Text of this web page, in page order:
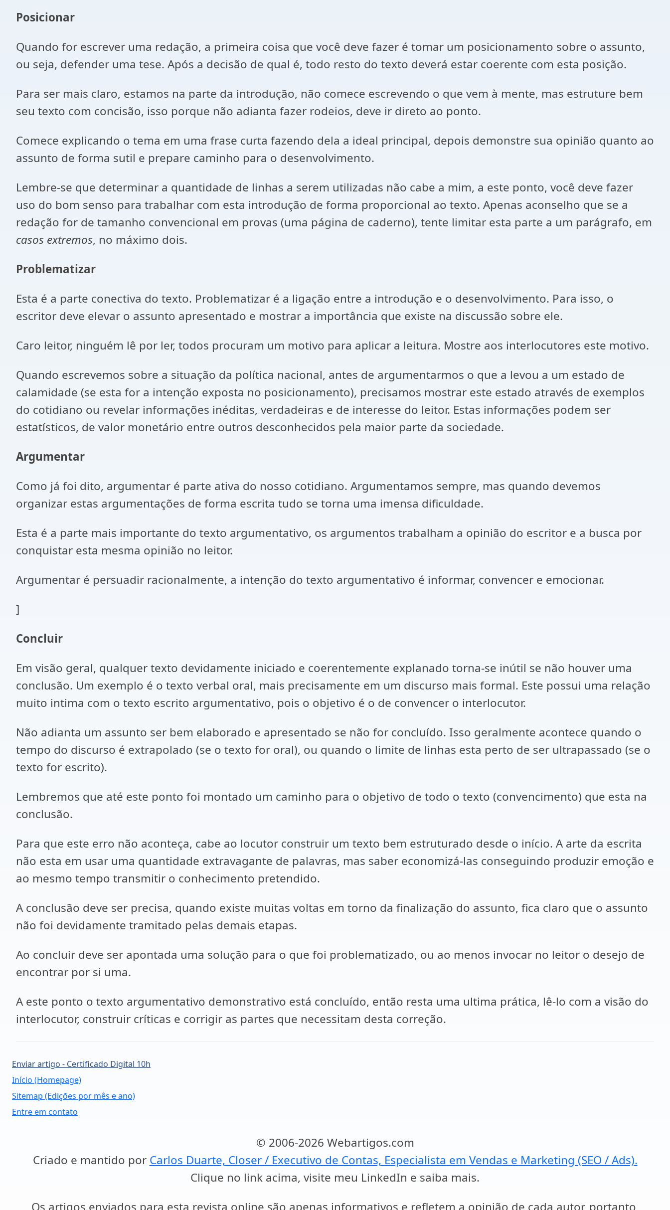
Posicionar
Quando for escrever uma redação, a primeira coisa que você deve fazer é tomar um posicionamento sobre o assunto,
ou seja, defender uma tese. Após a decisão de qual é, todo resto do texto deverá estar coerente com esta posição.
Para ser mais claro, estamos na parte da introdução, não comece escrevendo o que vem à mente, mas estruture bem
seu texto com concisão, isso porque não adianta fazer rodeios, deve ir direto ao ponto.
Comece explicando o tema em uma frase curta fazendo dela a ideal principal, depois demonstre sua opinião quanto ao
assunto de forma sutil e prepare caminho para o desenvolvimento.
Lembre-se que determinar a quantidade de linhas a serem utilizadas não cabe a mim, a este ponto, você deve fazer
uso do bom senso para trabalhar com esta introdução de forma proporcional ao texto. Apenas aconselho que se a
redação for de tamanho convencional em provas (uma página de caderno), tente limitar esta parte a um parágrafo, em
casos extremos, no máximo dois.
Problematizar
Esta é a parte conectiva do texto. Problematizar é a ligação entre a introdução e o desenvolvimento. Para isso, o
escritor deve elevar o assunto apresentado e mostrar a importância que existe na discussão sobre ele.
Caro leitor, ninguém lê por ler, todos procuram um motivo para aplicar a leitura. Mostre aos interlocutores este motivo.
Quando escrevemos sobre a situação da política nacional, antes de argumentarmos o que a levou a um estado de
calamidade (se esta for a intenção exposta no posicionamento), precisamos mostrar este estado através de exemplos
do cotidiano ou revelar informações inéditas, verdadeiras e de interesse do leitor. Estas informações podem ser
estatísticos, de valor monetário entre outros desconhecidos pela maior parte da sociedade.
Argumentar
Como já foi dito, argumentar é parte ativa do nosso cotidiano. Argumentamos sempre, mas quando devemos
organizar estas argumentações de forma escrita tudo se torna uma imensa dificuldade.
Esta é a parte mais importante do texto argumentativo, os argumentos trabalham a opinião do escritor e a busca por
conquistar esta mesma opinião no leitor.
Argumentar é persuadir racionalmente, a intenção do texto argumentativo é informar, convencer e emocionar.
]
Concluir
Em visão geral, qualquer texto devidamente iniciado e coerentemente explanado torna-se inútil se não houver uma
conclusão. Um exemplo é o texto verbal oral, mais precisamente em um discurso mais formal. Este possui uma relação
muito intima com o texto escrito argumentativo, pois o objetivo é o de convencer o interlocutor.
Não adianta um assunto ser bem elaborado e apresentado se não for concluído. Isso geralmente acontece quando o
tempo do discurso é extrapolado (se o texto for oral), ou quando o limite de linhas esta perto de ser ultrapassado (se o
texto for escrito).
Lembremos que até este ponto foi montado um caminho para o objetivo de todo o texto (convencimento) que esta na
conclusão.
Para que este erro não aconteça, cabe ao locutor construir um texto bem estruturado desde o início. A arte da escrita
não esta em usar uma quantidade extravagante de palavras, mas saber economizá-las conseguindo produzir emoção e
ao mesmo tempo transmitir o conhecimento pretendido.
A conclusão deve ser precisa, quando existe muitas voltas em torno da finalização do assunto, fica claro que o assunto
não foi devidamente tramitado pelas demais etapas.
Ao concluir deve ser apontada uma solução para o que foi problematizado, ou ao menos invocar no leitor o desejo de
encontrar por si uma.
A este ponto o texto argumentativo demonstrativo está concluído, então resta uma ultima prática, lê-lo com a visão do
interlocutor, construir críticas e corrigir as partes que necessitam desta correção.
Enviar artigo - Certificado Digital 10h
Início (Homepage)
Sitemap (Edições por mês e ano)
Entre em contato
© 2006-2026 Webartigos.com
Criado e mantido por Carlos Duarte, Closer / Executivo de Contas, Especialista em Vendas e Marketing (SEO / Ads).
Clique no link acima, visite meu LinkedIn e saiba mais.
Os artigos enviados para esta revista online são apenas informativos e refletem a opinião de cada autor, portanto,